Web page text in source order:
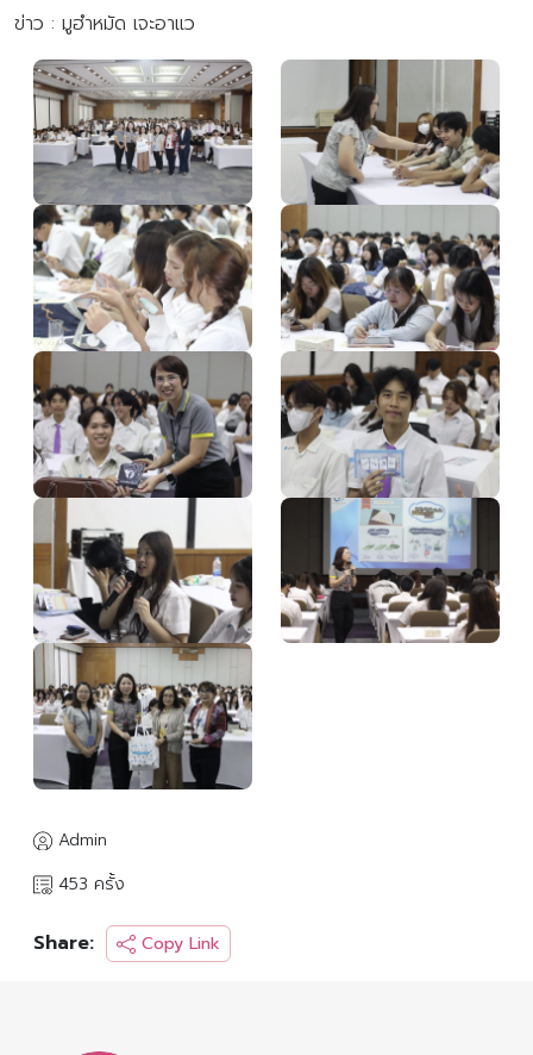
ข่าว : มูฮำหมัด เจะอาแว
Admin
453 ครั้ง
Share: Copy Link